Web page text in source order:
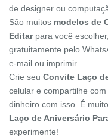
de designer ou
São muitos modelos de
Editarpara você
gratuitamente pelo
e-mail ou imprimir.
Crie seu Convite Laço
celular e compartilhe
dinheiro com isso. É
Laço de Aniversário
experimente!